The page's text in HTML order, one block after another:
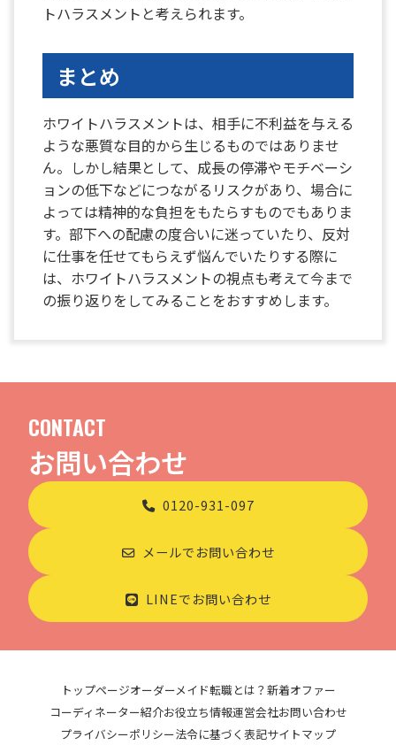
トハラスメントと考えられます。
まとめ
ホワイトハラスメントは、相手に不利益を与える
ような悪質な目的から生じるものではありませ
ん。しかし結果として、成長の停滞やモチベーシ
ョンの低下などにつながるリスクがあり、場合に
よっては精神的な負担をもたらすものでもありま
す。部下への配慮の度合いに迷っていたり、反対
に仕事を任せてもらえず悩んでいたりする際に
は、ホワイトハラスメントの視点も考えて今まで
の振り返りをしてみることをおすすめします。
CONTACT
お問い合わせ
0120-931-097
メールでお問い合わせ
LINEでお問い合わせ
トップページオーダーメイド転職とは？ 新着オファー
コーディネーター紹介お役立ち情報運営会社お問い合わせ
プライバシーポリシー法令に基づく表記サイトマップ